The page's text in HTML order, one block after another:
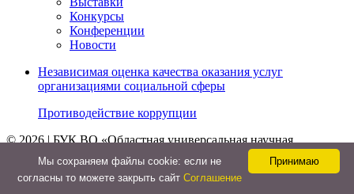
Конкурсы
Конференции
Новости
Независимая оценка качества оказания услуг
организациями социальной сферы
Противодействие коррупции
© 2026 | БУК ВО «Областная универсальная научная
библиотека»
Принимаю
Мы cохраняем файлы cookie: если не
согласны то можете закрыть сайт Соглашение